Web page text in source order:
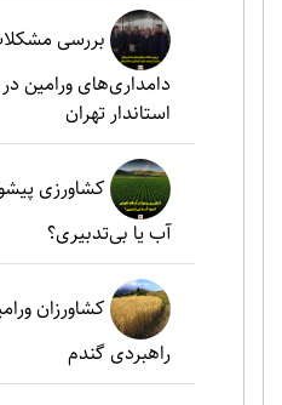
بررسی
دامداری‌های ورامین
استاندار تهران
کشاورزی
آب یا بی‌تدبیری؟
کشاورزان
راهبردی گندم